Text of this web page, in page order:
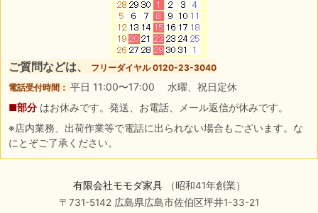
ご質問などは、
フリーダイヤル 0120-23-3040
電話受付時間： 平日 11:00〜17:00 水曜、祝日定休
■部分 はお休みです。発送、お電話、メール返信が休みです。
※店内業務、出荷作業等で電話に出られない場合もございます。な
にとぞご了承ください。
有限会社モモダ家具（昭和41年創業）
〒731-5142 広島県広島市佐伯区坪井1-33-21